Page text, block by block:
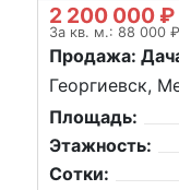
2 200 000 ₽
За кв. м.: 88 000 ₽
Продажа:
Георгиевск,
Площадь:
Этажность:
Сотки: